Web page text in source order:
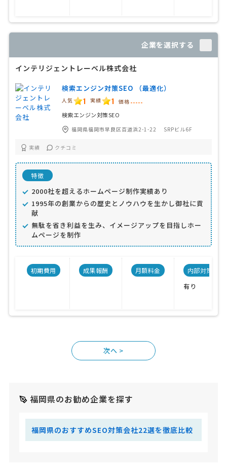
企業を選択する
インテリジェントレーベル株式会社
検索エンジン対策SEO （最適化）
人気 1 実績 1 価格 -----
検索エンジン対策SEO
福岡県福岡市早良区百道浜2-1-22 SRPビル6F
実績 クチコミ
特徴
2000社を超えるホームページ制作実績あり
1995年の創業からの歴史とノウハウを生かし御社に貢
献
無駄を省き利益を生み、イメージアップを目指しホー
ムページを制作
初期費用 成果報酬 月額料金
内部対策
有り
>
福岡県のお勧め企業を探す
福岡県のおすすめSEO対策会社22選を徹底比較